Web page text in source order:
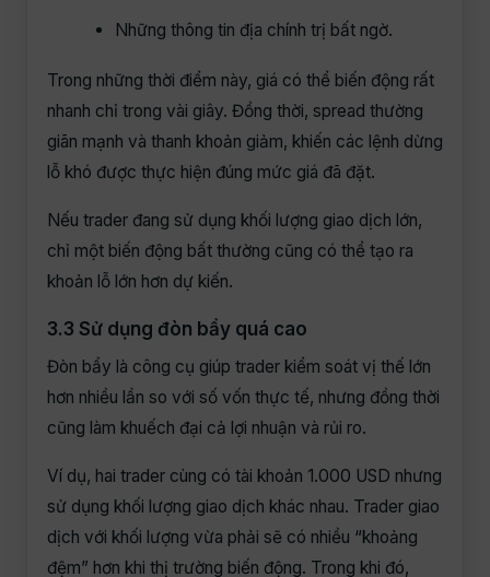
Những thông tin địa chính trị bất ngờ.
Trong những thời điểm này, giá có thể biến động rất
nhanh chỉ trong vài giây. Đồng thời, spread thường
giãn mạnh và thanh khoản giảm, khiến các lệnh dừng
lỗ khó được thực hiện đúng mức giá đã đặt.
Nếu trader đang sử dụng khối lượng giao dịch lớn,
chỉ một biến động bất thường cũng có thể tạo ra
khoản lỗ lớn hơn dự kiến.
3.3 Sử dụng đòn bẩy quá cao
Đòn bẩy là công cụ giúp trader kiểm soát vị thế lớn
hơn nhiều lần so với số vốn thực tế, nhưng đồng thời
cũng làm khuếch đại cả lợi nhuận và rủi ro.
Ví dụ, hai trader cùng có tài khoản 1.000 USD nhưng
sử dụng khối lượng giao dịch khác nhau. Trader giao
dịch với khối lượng vừa phải sẽ có nhiều “khoảng
đệm” hơn khi thị trường biến động. Trong khi đó,